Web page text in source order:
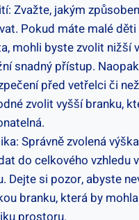
Zvažte, jakým
⁣Pokud máte malé​
mohli byste zvolit⁣ nižší
snadný přístup.
‌před⁤ vetřelci či
zvolit vyšší branku,
Správně zvolená
do celkového vzhledu
⁣Dejte si‍ pozor, abyste
branku,⁣ která by